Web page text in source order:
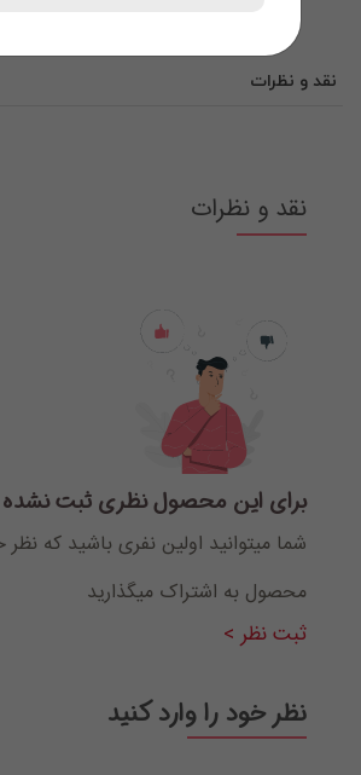
نقد و نظرات
نقد و نظرات
برای این محصول نظری ثبت
شما میتوانید اولین نفری باشید که نظر
محصول به اشتراک میگذارید
ثبت نظر >
نظر خود را وارد کنید